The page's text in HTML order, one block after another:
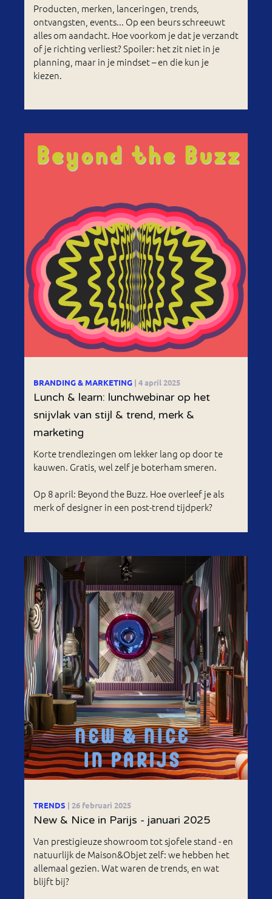
Producten, merken, lanceringen, trends,
ontvangsten, events... Op een beurs schreeuwt
alles om aandacht. Hoe voorkom je dat je verzandt
of je richting verliest? Spoiler: het zit niet in je
planning, maar in je mindset – en die kun je
kiezen.
BRANDING & MARKETING | 4 april 2025
Lunch & learn: lunchwebinar op het
snijvlak van stijl & trend, merk &
marketing
Korte trendlezingen om lekker lang op door te
kauwen. Gratis, wel zelf je boterham smeren.
Op 8 april: Beyond the Buzz. Hoe overleef je als
merk of designer in een post-trend tijdperk?
TRENDS | 26 februari 2025
New & Nice in Parijs - januari 2025
Van prestigieuze showroom tot sjofele stand - en
natuurlijk de Maison&Objet zelf: we hebben het
allemaal gezien. Wat waren de trends, en wat
blijft bij?